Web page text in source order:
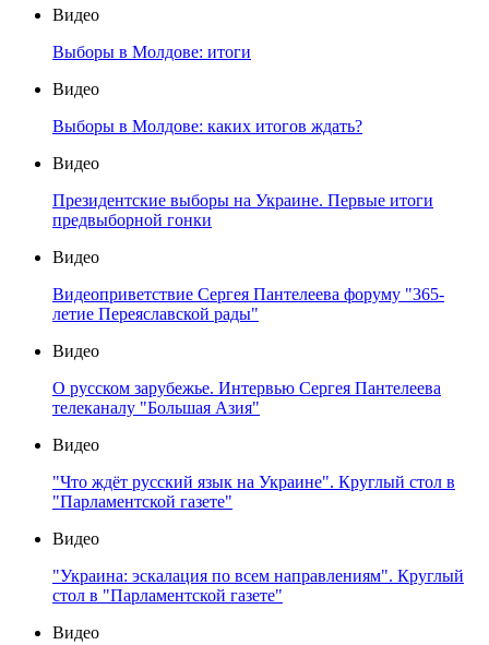
Видео
Выборы в Молдове: итоги
Видео
Выборы в Молдове: каких итогов ждать?
Видео
Президентские выборы на Украине. Первые итоги
предвыборной гонки
Видео
Видеоприветствие Сергея Пантелеева форуму "365-
летие Переяславской рады"
Видео
О русском зарубежье. Интервью Сергея Пантелеева
телеканалу "Большая Азия"
Видео
"Что ждёт русский язык на Украине". Круглый стол в
"Парламентской газете"
Видео
"Украина: эскалация по всем направлениям". Круглый
стол в "Парламентской газете"
Видео